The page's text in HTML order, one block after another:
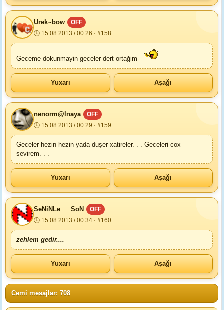
Urek~bow
OFF
🕒 15.08.2013 / 00:26 · #158
Geceme dokunmayin geceler dert ortağim-
Yuxarı Aşağı
nenorm@lnaya
OFF
🕒 15.08.2013 / 00:29 · #159
Geceler hezin hezin yada duşer xatireler. . . Geceleri cox
sevirem. . .
Yuxarı Aşağı
SeNiNLe___SoN
OFF
🕒 15.08.2013 / 00:34 · #160
zehlem gedir....
Yuxarı Aşağı
Cəmi mesajlar: 708